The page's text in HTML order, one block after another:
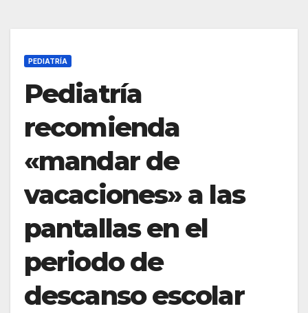
PEDIATRÍA
Pediatría
recomienda
«mandar de
vacaciones» a las
pantallas en el
periodo de
descanso escolar